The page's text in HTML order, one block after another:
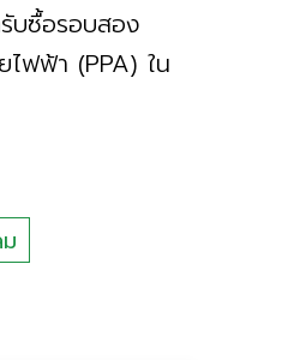
บซื้อรอบสอง
ฟฟ้า (PPA) ใน